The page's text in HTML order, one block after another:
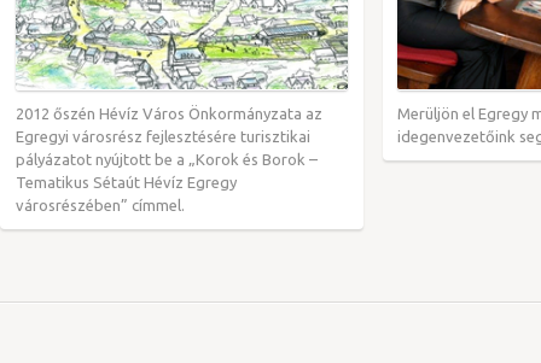
2012 őszén Hévíz Város Önkormányzata az
Egregyi városrész fejlesztésére turisztikai
pályázatot nyújtott be a „Korok és Borok –
Tematikus Sétaút Hévíz Egregy
városrészében” címmel.
Merüljön el Egregy
idegenvezetőink